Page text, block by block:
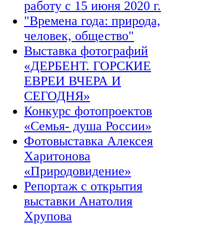
работу с 15 июня 2020 г.
"Времена года: природа,
человек, общество"
Выставка фотографий
«ДЕРБЕНТ. ГОРСКИЕ
ЕВРЕИ ВЧЕРА И
СЕГОДНЯ»
Конкурс фотопроектов
«Семья- душа России»
Фотовыставка Алексея
Харитонова
«Природовидение»
Репортаж с открытия
выставки Анатолия
Хрупова